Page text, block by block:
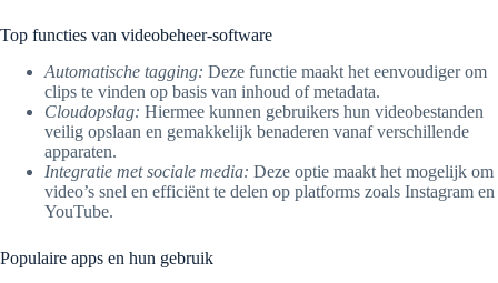
Top functies van videobeheer-software
Automatische tagging: Deze functie maakt het eenvoudiger om
clips te vinden op basis van inhoud of metadata.
Cloudopslag: Hiermee kunnen gebruikers hun videobestanden
veilig opslaan en gemakkelijk benaderen vanaf verschillende
apparaten.
Integratie met sociale media: Deze optie maakt het mogelijk om
video’s snel en efficiënt te delen op platforms zoals Instagram en
YouTube.
Populaire apps en hun gebruik